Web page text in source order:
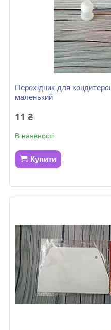
Перехідник для
маленький
11 ₴
В наявності
Купити